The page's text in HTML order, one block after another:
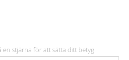
en stjärna för att sätta ditt betyg